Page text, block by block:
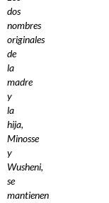
dos
nombres
originales
de
la
madre
y
la
hija,
Minosse
y
Wusheni,
se
mantienen